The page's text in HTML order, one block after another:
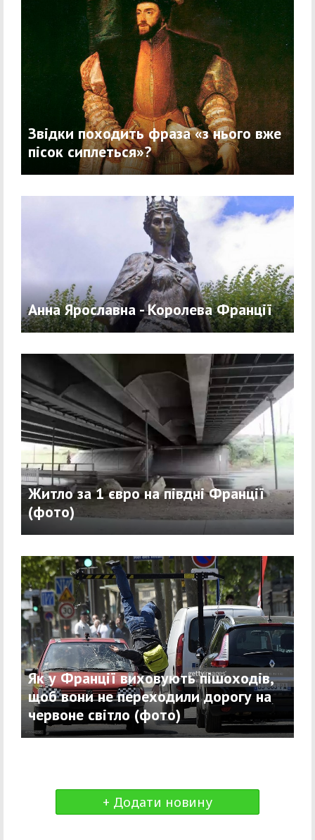
Звідки походить фраза «з нього вже
пісок сиплеться»?
Анна Ярославна - Королева Франції
Житло за 1 євро на півдні Франції
(фото)
Як у Франції виховують пішоходів,
щоб вони не переходили дорогу на
червоне світло (фото)
+ Додати новину